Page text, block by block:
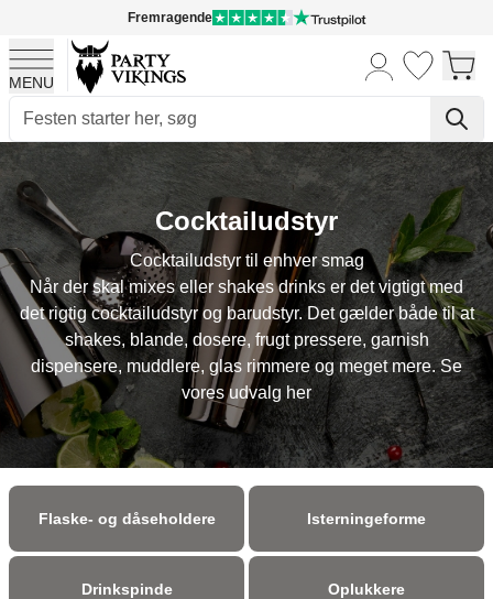
Fremragende
MENU
Skip to Content
Cocktailudstyr
Cocktailudstyr til enhver smag
Når der skal mixes eller shakes drinks er det vigtigt med
det rigtig cocktailudstyr og barudstyr. Det gælder både til at
shakes, blande, dosere, frugt pressere, garnish
dispensere, muddlere, glas rimmere og meget mere. Se
vores udvalg her
Flaske- og dåseholdere Isterningeforme
Drinkspinde Oplukkere